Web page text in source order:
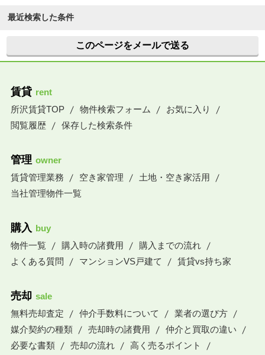
最近検索した条件
このページをメールで送る
賃貸 rent
所沢賃貸TOP
物件検索フォーム
お気に入り
閲覧履歴
保存した検索条件
管理 owner
賃貸管理業務
空き家管理
土地・空き家活用
当社管理物件一覧
購入 buy
物件一覧
購入時の諸費用
購入までの流れ
よくある質問
マンションVS戸建て 賃貸vs持ち家
売却 sale
無料売却査定
仲介手数料について
業者の選び方
媒介契約の種類
売却時の諸費用
仲介と買取の違い
必要な書類
売却の流れ
高く売るポイント